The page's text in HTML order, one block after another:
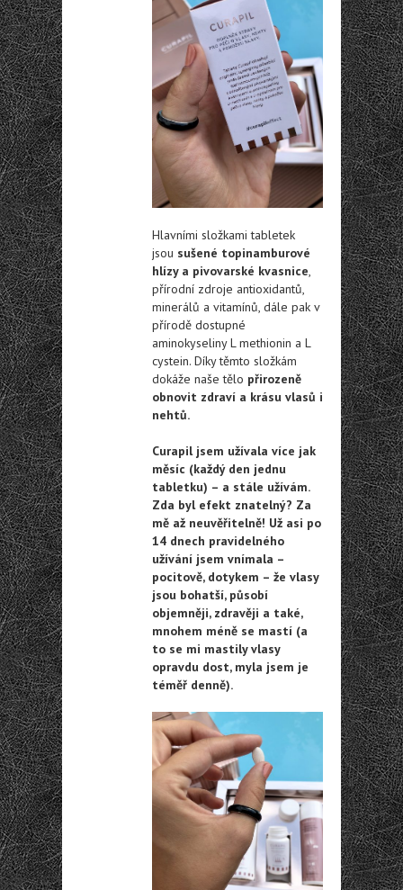
Hlavními složkami tabletek
jsou sušené topinamburové
hlízy a pivovarské kvasnice,
přírodní zdroje antioxidantů,
minerálů a vitamínů, dále pak v
přírodě dostupné
aminokyseliny L methionin a L
cystein. Díky těmto složkám
dokáže naše tělo přirozeně
obnovit zdraví a krásu vlasů i
nehtů.
Curapil jsem užívala více jak
měsíc (každý den jednu
tabletku) – a stále užívám.
Zda byl efekt znatelný? Za
mě až neuvěřitelně! Už asi po
14 dnech pravidelného
užívání jsem vnímala –
pocitově, dotykem – že vlasy
jsou bohatší, působí
objemněji, zdravěji a také,
mnohem méně se mastí (a
to se mi mastily vlasy
opravdu dost, myla jsem je
téměř denně).